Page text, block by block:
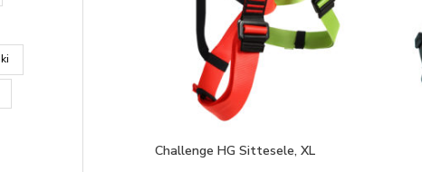
Challenge HG Sittesele, XL